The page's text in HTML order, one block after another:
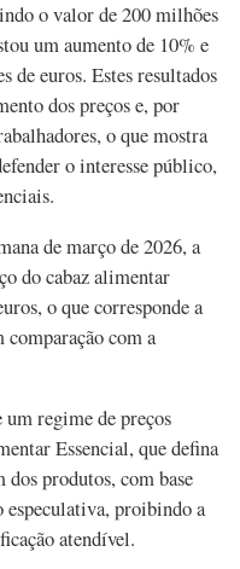
o valor de 200 milhões
um aumento de 10% e
de euros. Estes resultados
dos preços e, por
o que mostra
o interesse público,
de março de 2026, a
do cabaz alimentar
o que corresponde a
com a
regime de preços
Essencial, que defina
dos produtos, com base
especulativa, proibindo a
atendível.